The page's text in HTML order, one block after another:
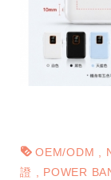
OEM/ODM
證
POWER